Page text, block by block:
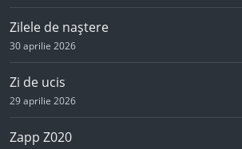
Zilele de naștere
30 aprilie 2026
Zi de ucis
29 aprilie 2026
Zapp Z020